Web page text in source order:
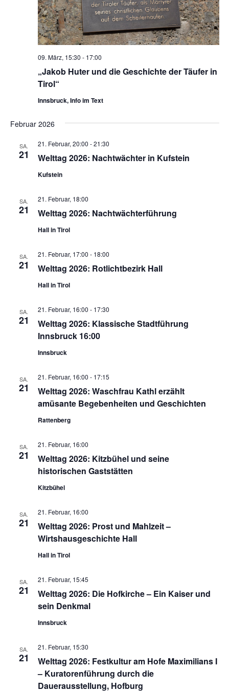
„Jakob Huter und die Geschichte der Täufer in
Tirol“
09. März, 15:30 - 17:00
Innsbruck, Info im Text
Februar 2026
SA.
21 Welttag 2026: Nachtwächter in Kufstein
21. Februar, 20:00 -21:30
Kufstein
SA.
21 Welttag 2026: Nachtwächterführung
21. Februar, 18:00
Hall in Tirol
SA.
21 Welttag 2026: Rotlichtbezirk Hall
21. Februar, 17:00 - 18:00
Hall in Tirol
SA.
21
Welttag 2026: Klassische Stadtführung
Innsbruck 16:00
21. Februar, 16:00 - 17:30
Innsbruck
SA.
21
Welttag 2026: Waschfrau Kathl erzählt
amüsante Begebenheiten und Geschichten
21. Februar, 16:00 - 17:15
Rattenberg
SA.
21
Welttag 2026: Kitzbühel und seine
historischen Gaststätten
21. Februar, 16:00
Kitzbühel
SA.
21
Welttag 2026: Prost und Mahlzeit –
Wirtshausgeschichte Hall
21. Februar, 16:00
Hall in Tirol
SA.
21
Welttag 2026: Die Hofkirche – Ein Kaiser und
sein Denkmal
21. Februar, 15:45
Innsbruck
SA.
21
Welttag 2026: Festkultur am Hofe Maximilians I
– Kuratorenführung durch die
Dauerausstellung, Hofburg
21. Februar, 15:30